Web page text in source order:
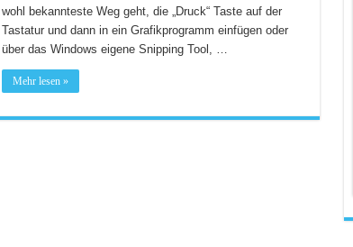
wohl bekannteste Weg geht, die „Druck“ Taste auf der
Tastatur und dann in ein Grafikprogramm einfügen oder
über das Windows eigene Snipping Tool, …
Mehr lesen »